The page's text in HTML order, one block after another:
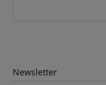
Newsletter